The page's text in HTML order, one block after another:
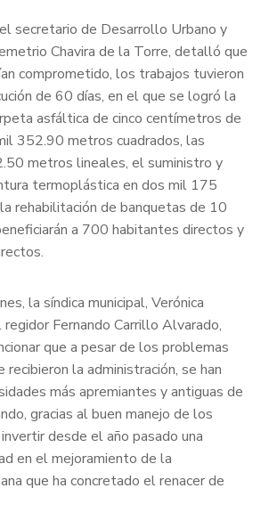
secretario de Desarrollo Urbano y
Chavira de la Torre, detalló que
comprometido, los trabajos tuvieron
de 60 días, en el que se logró la
asfáltica de cinco centímetros de
352.90 metros cuadrados, las
metros lineales, el suministro y
termoplástica en dos mil 175
rehabilitación de banquetas de 10
a 700 habitantes directos y
la síndica municipal, Verónica
Fernando Carrillo Alvarado,
que a pesar de los problemas
recibieron la administración, se han
más apremiantes y antiguas de
gracias al buen manejo de los
desde el año pasado una
en el mejoramiento de la
que ha concretado el renacer de